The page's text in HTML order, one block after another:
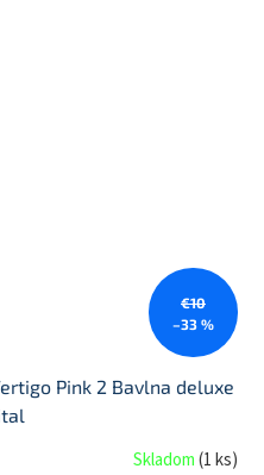
€10
–33 %
Pink 2 Bavlna deluxe
Skladom(1 ks)